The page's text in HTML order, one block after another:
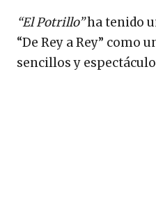
“El Potrillo”ha tenido
“De Rey a Rey”
sencillos y